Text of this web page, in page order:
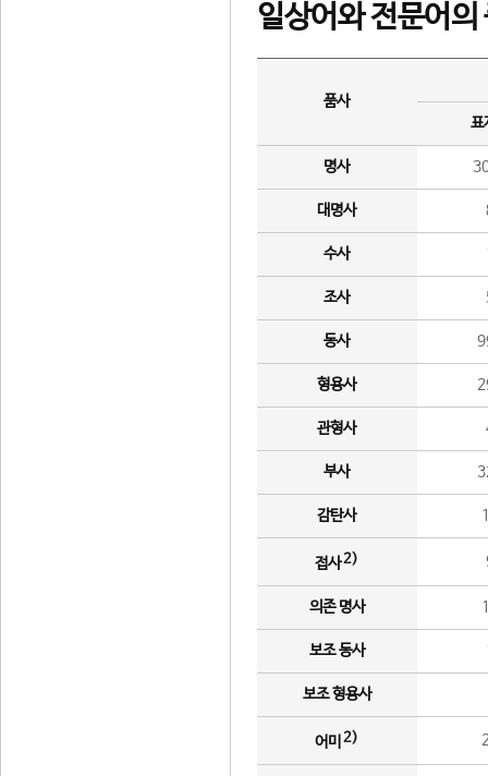
일상어와 전문어의
품사
표
명사
대명사
수사
조사
동사
형용사
관형사
부사
감탄사
접사2)
의존 명사
보조 동사
보조 형용사
어미 2)